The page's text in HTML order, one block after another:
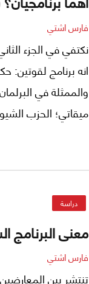
فارس اشتي
نكتفي في الجزء
انه برنامج لقوتين:
والممثلة في
ميقاتي؛ الحزب
دراسة
معنى البرنامج
فارس اشتي